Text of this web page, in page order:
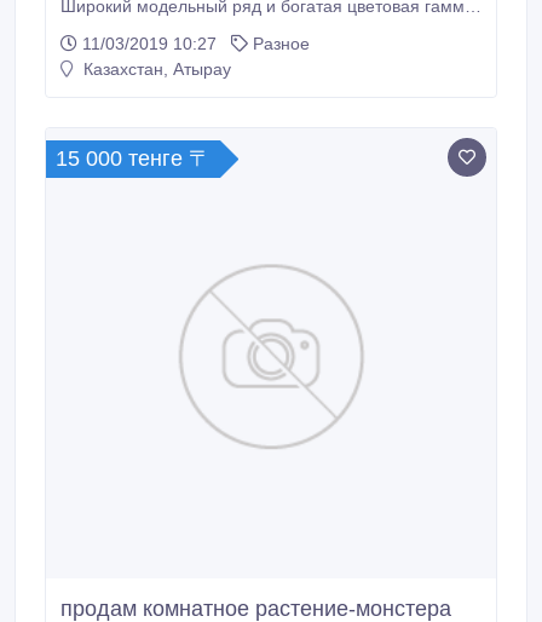
Широкий модельный ряд и богатая цветовая гамма.
Обеспечиваем низкую цену, так как являемся
производителями. Ищем представителей по
11/03/2019 10:27
Разное
Казахстан, Атырау
15 000 тенге 〒
продам комнатное растение-монстера